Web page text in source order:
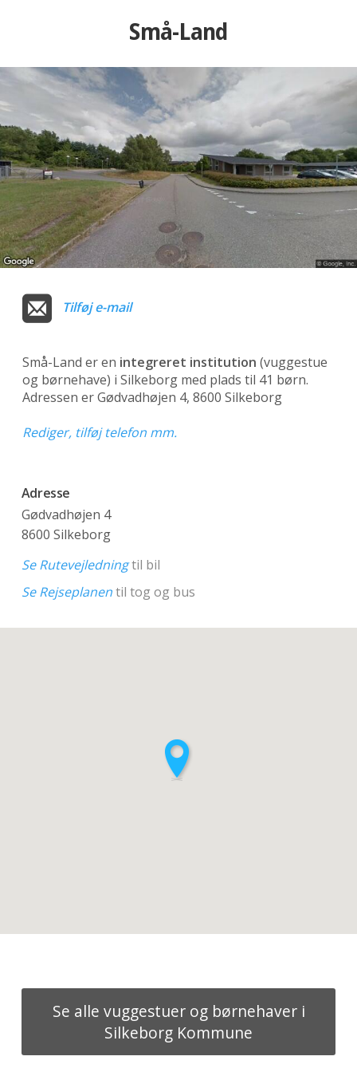
Små-Land
Tilføj e-mail
Små-Land er en integreret institution (vuggestue
og børnehave) i Silkeborg med plads til 41 børn.
Adressen er Gødvadhøjen 4, 8600 Silkeborg
Rediger, tilføj telefon mm.
Adresse
Gødvadhøjen 4
8600 Silkeborg
Se Rutevejledningtil bil
Se Rejseplanentil tog og bus
Se alle vuggestuer og børnehaver i
Silkeborg Kommune